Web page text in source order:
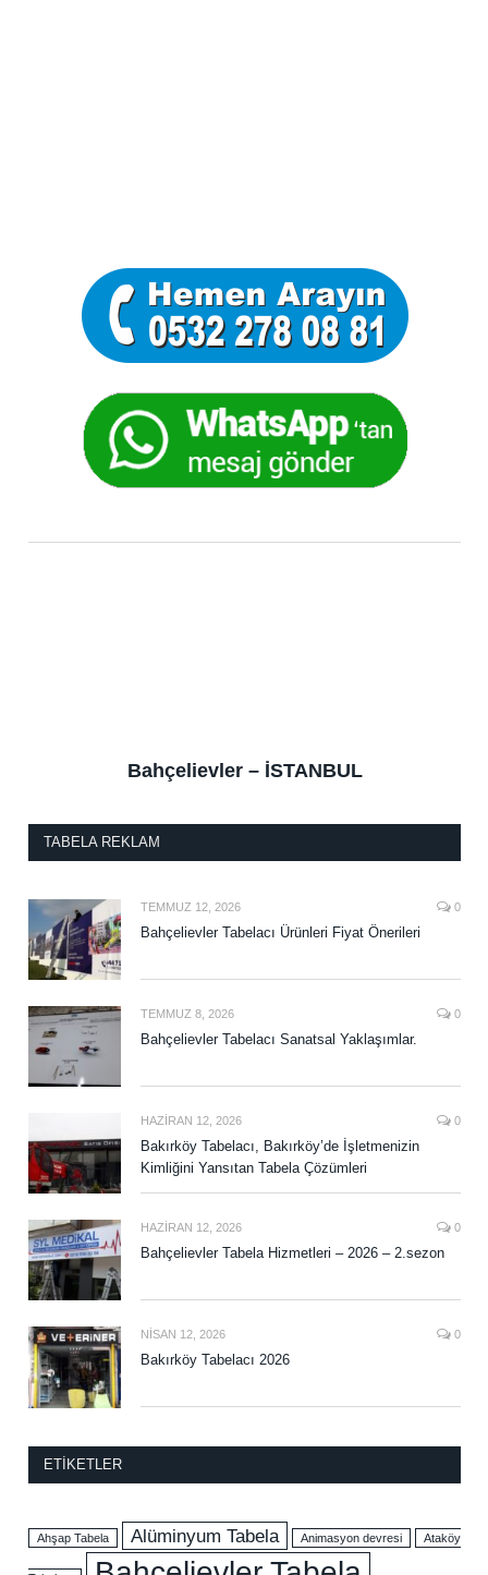
Bahçelievler – İSTANBUL
TABELA REKLAM
TEMMUZ 12, 2026 0
Bahçelievler Tabelacı Ürünleri Fiyat Önerileri
TEMMUZ 8, 2026 0
Bahçelievler Tabelacı Sanatsal Yaklaşımlar.
HAZIRAN 12, 2026 0
Bakırköy Tabelacı, Bakırköy’de İşletmenizin
Kimliğini Yansıtan Tabela Çözümleri
HAZIRAN 12, 2026 0
Bahçelievler Tabela Hizmetleri – 2026 – 2.sezon
NISAN 12, 2026 0
Bakırköy Tabelacı 2026
ETIKETLER
Ahşap Tabela Alüminyum Tabela Animasyon devresi Ataköy